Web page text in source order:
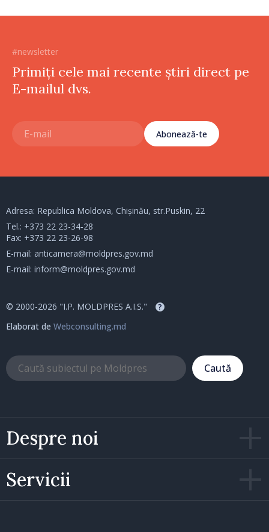
#newsletter
Primiți cele mai recente știri direct pe
E-mailul dvs.
Abonează-te
Despre noi
Servicii
Adresa: Republica Moldova, Chișinău, str.Puskin, 22
Tel.: +373 22 23-34-28
Fax: +373 22 23-26-98
E-mail: anticamera@moldpres.gov.md
E-mail: inform@moldpres.gov.md
© 2000-2026 "I.P. MOLDPRES A.I.S." ?
Elaborat de Webconsulting.md
Caută